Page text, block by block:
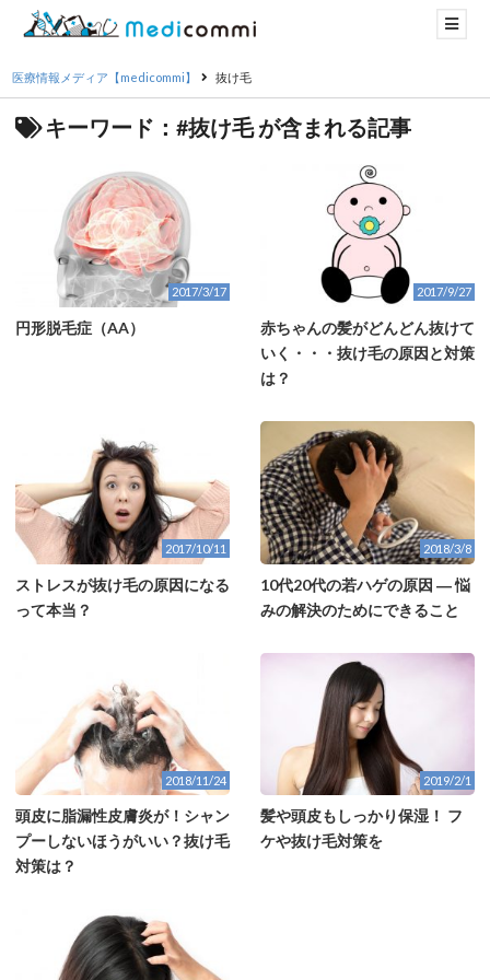
医療情報メディア【medicommi】 抜け毛
キーワード：#抜け毛 が含まれる記事
2017/3/17
円形脱毛症（AA）
2017/9/27
赤ちゃんの髪がどんどん抜けて
いく・・・抜け毛の原因と対策
は？
2017/10/11
ストレスが抜け毛の原因になる
って本当？
2018/3/8
10代20代の若ハゲの原因 ― 悩
みの解決のためにできること
2018/11/24
頭皮に脂漏性皮膚炎が！シャン
プーしないほうがいい？抜け毛
対策は？
2019/2/1
髪や頭皮もしっかり保湿！ フ
ケや抜け毛対策を